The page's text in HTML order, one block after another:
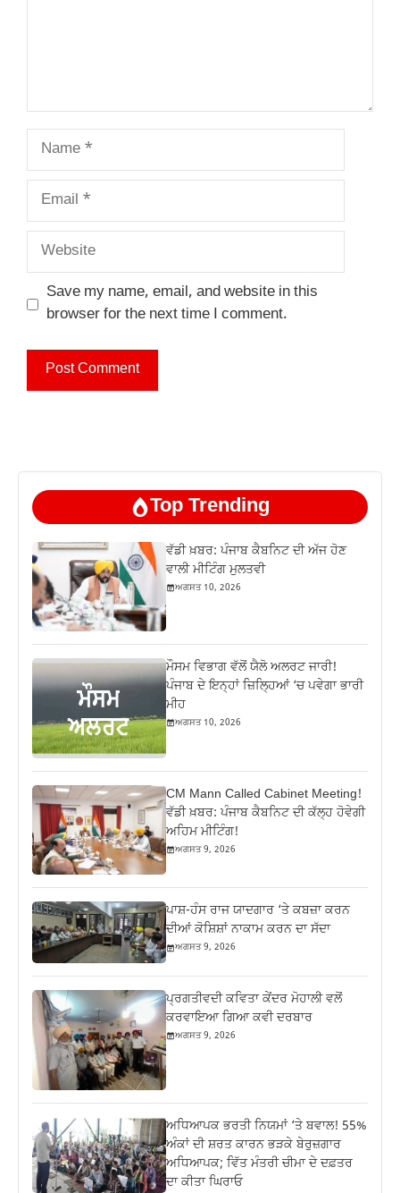
Name
Email
Website
Save my name, email, and website in this
browser for the next time I comment.
Top Trending
ਵੱਡੀ ਖ਼ਬਰ: ਪੰਜਾਬ ਕੈਬਨਿਟ ਦੀ ਅੱਜ ਹੋਣ
ਵਾਲੀ ਮੀਟਿੰਗ ਮੁਲਤਵੀ
ਅਗਸਤ 10, 2026
ਮੌਸਮ ਵਿਭਾਗ ਵੱਲੋਂ ਯੈਲੋ ਅਲਰਟ ਜਾਰੀ!
ਪੰਜਾਬ ਦੇ ਇਨ੍ਹਾਂ ਜ਼ਿਲ੍ਹਿਆਂ ‘ਚ ਪਵੇਗਾ ਭਾਰੀ
ਮੀਹ
ਅਗਸਤ 10, 2026
CM Mann Called Cabinet Meeting!
ਵੱਡੀ ਖ਼ਬਰ: ਪੰਜਾਬ ਕੈਬਨਿਟ ਦੀ ਕੱਲ੍ਹ ਹੋਵੇਗੀ
ਅਹਿਮ ਮੀਟਿੰਗ!
ਅਗਸਤ 9, 2026
ਪਾਸ਼-ਹੰਸ ਰਾਜ ਯਾਦਗਾਰ ‘ਤੇ ਕਬਜ਼ਾ ਕਰਨ
ਦੀਆਂ ਕੋਸ਼ਿਸ਼ਾਂ ਨਾਕਾਮ ਕਰਨ ਦਾ ਸੱਦਾ
ਅਗਸਤ 9, 2026
ਪ੍ਰਗਤੀਵਦੀ ਕਵਿਤਾ ਕੇਂਦਰ ਮੋਹਾਲੀ ਵਲੋਂ
ਕਰਵਾਇਆ ਗਿਆ ਕਵੀ ਦਰਬਾਰ
ਅਗਸਤ 9, 2026
ਅਧਿਆਪਕ ਭਰਤੀ ਨਿਯਮਾਂ ‘ਤੇ ਬਵਾਲ! 55%
ਅੰਕਾਂ ਦੀ ਸ਼ਰਤ ਕਾਰਨ ਭੜਕੇ ਬੇਰੁਜ਼ਗਾਰ
ਅਧਿਆਪਕ; ਵਿੱਤ ਮੰਤਰੀ ਚੀਮਾ ਦੇ ਦਫ਼ਤਰ
ਦਾ ਕੀਤਾ ਘਿਰਾਓ